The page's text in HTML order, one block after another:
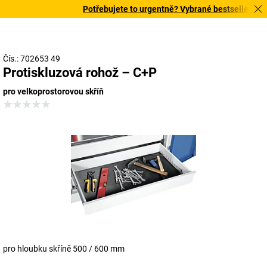
Potřebujete to urgentně? Vybrané bestsellery
Čís.: 702653 49
Protiskluzová rohož – C+P
pro velkoprostorovou skříň
pro hloubku skříně 500 / 600 mm